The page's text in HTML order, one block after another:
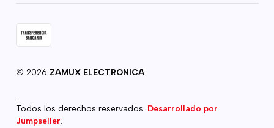
2026 ZAMUX ELECTRONICA
.
Todos los derechos reservados. Desarrollado por
Jumpseller.